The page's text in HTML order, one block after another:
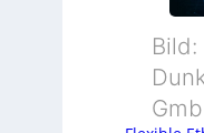
Bild: